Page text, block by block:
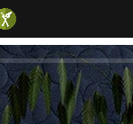
SELECCIONAR CATEGORÍA